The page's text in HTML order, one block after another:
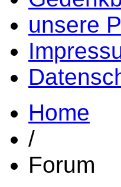
unsere
Home
/
Forum